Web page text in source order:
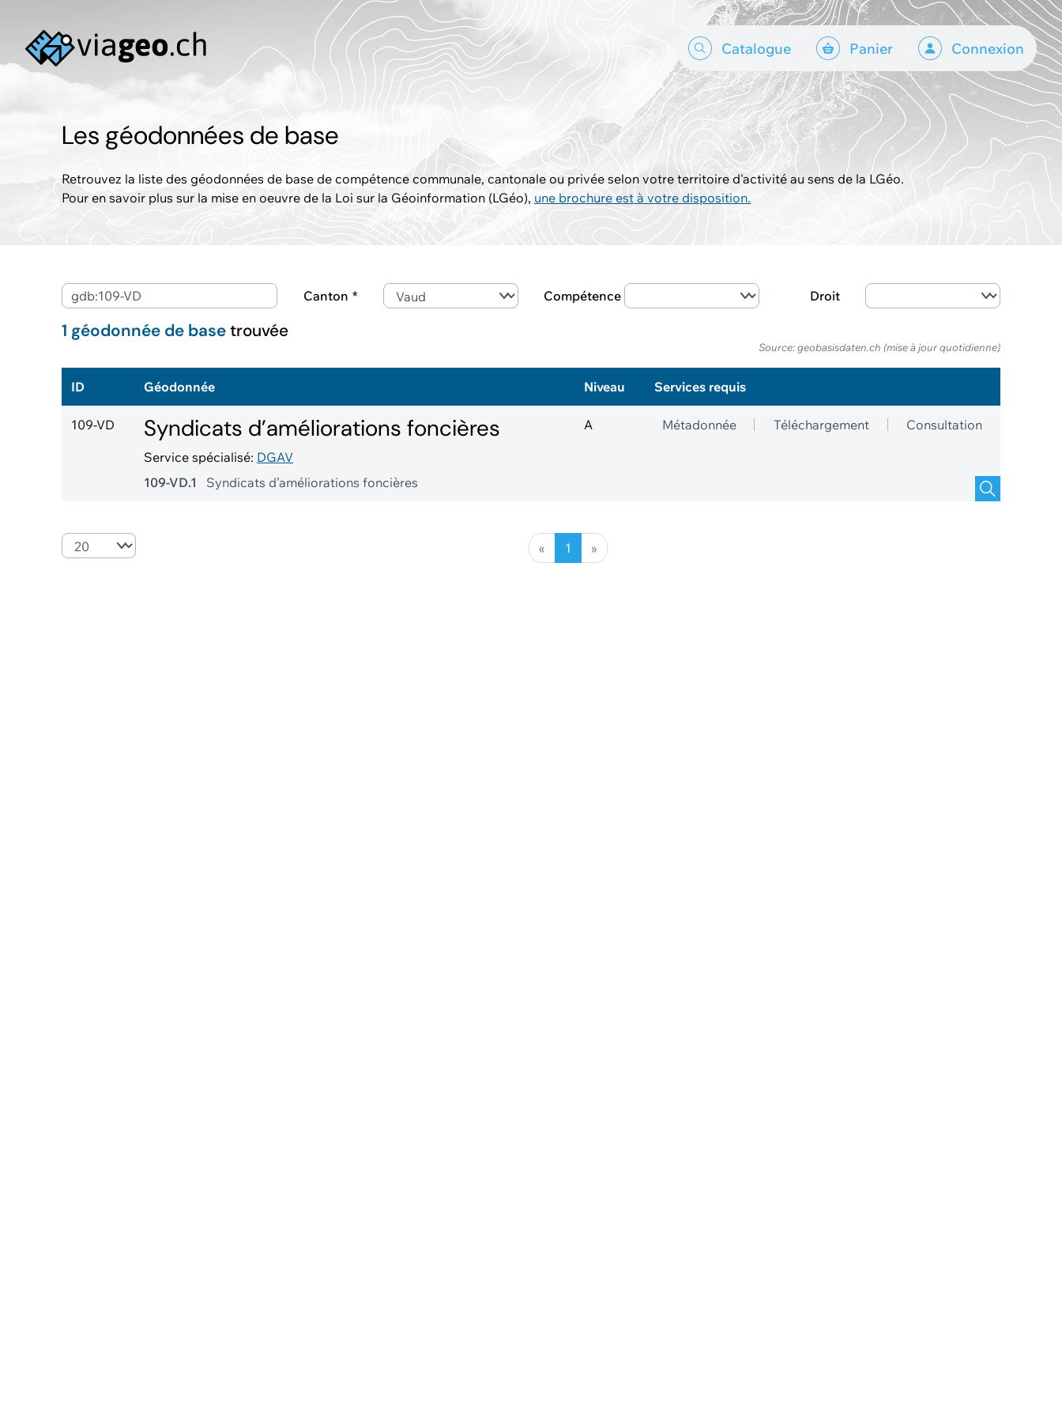
Catalogue Panier Connexion
Les géodonnées de base
Retrouvez la liste des géodonnées de base de compétence communale, cantonale ou privée selon votre territoire d'activité au sens de la LGéo.
Pour en savoir plus sur la mise en oeuvre de la Loi sur la Géoinformation (LGéo), une brochure est à votre disposition.
Mots-clés ou ID Canton Compétence Droit
1 géodonnée de basetrouvée
Source: geobasisdaten.ch (mise à jour quotidienne)
ID Géodonnée Niveau Services requis
109-VD Syndicats d’améliorations foncières
Service spécialisé: DGAV
A Métadonnée Téléchargement Consultation
109-VD.1 Syndicats d’améliorations foncières
« 1 »